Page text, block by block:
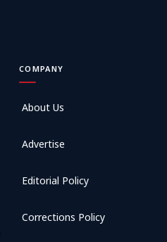
COMPANY
About Us
Advertise
Editorial Policy
Corrections Policy